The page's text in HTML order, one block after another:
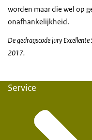
worden maar die wel op
onafhankelijkheid.
De gedragscode jury
2017.
Service